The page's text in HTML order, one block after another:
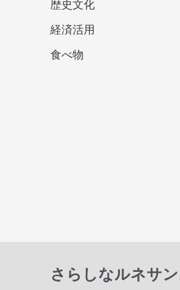
歴史文化
経済活用
食べ物
さらしなルネサ